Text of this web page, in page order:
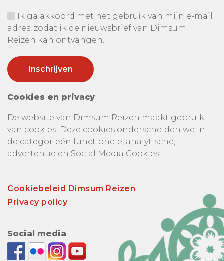
Ik ga akkoord met het gebruik van mijn e-mail
adres, zodat ik de nieuwsbrief van Dimsum
Reizen kan ontvangen.
Cookies en privacy
De website van Dimsum Reizen maakt gebruik
van cookies. Deze cookies onderscheiden we in
de categorieën functionele, analytische,
advertentie en Social Media Cookies.
Cookiebeleid Dimsum Reizen
Privacy policy
Social media